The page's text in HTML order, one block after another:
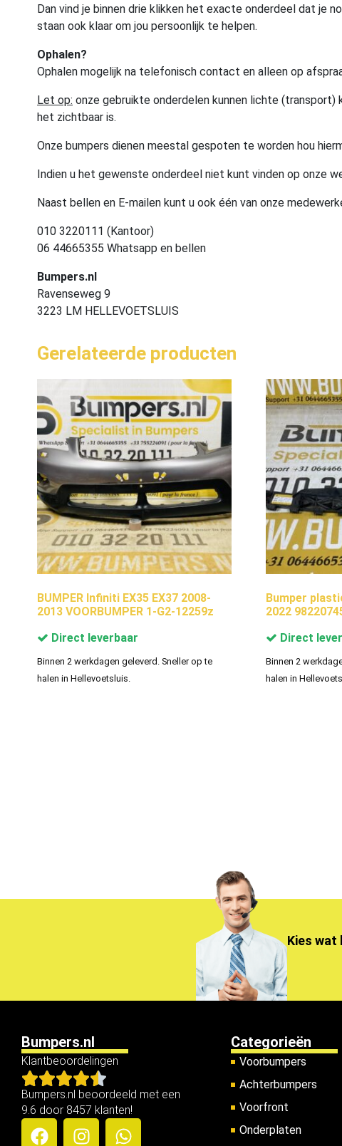
Dan vind je binnen drie klikken het exacte onderdeel dat je
staan ook klaar om jou persoonlijk te helpen.
Ophalen?
Ophalen mogelijk na telefonisch contact en alleen op
Let op: onze gebruikte onderdelen kunnen lichte
het zichtbaar is.
Onze bumpers dienen meestal gespoten te worden hou
Indien u het gewenste onderdeel niet kunt vinden op onze
Naast bellen en E-mailen kunt u ook één van onze
010 3220111 (Kantoor)
06 44665355 Whatsapp en bellen
Bumpers.nl
Ravenseweg 9
3223 LM HELLEVOETSLUIS
Gerelateerde producten
BUMPER Infiniti EX35 EX37 2008-
2013 VOORBUMPER 1-G2-12259z
Direct leverbaar
Binnen 2 werkdagen geleverd. Sneller op te
halen in Hellevoetsluis.
Bumper
2022
Direct
Binnen 2
halen in
Kies wat
Bumpers.nl
Klantbeoordelingen
Bumpers.nl beoordeeld met een
9.6 door 8457 klanten!
Categorieën
Voorbumpers
Achterbumpers
Voorfront
Onderplaten